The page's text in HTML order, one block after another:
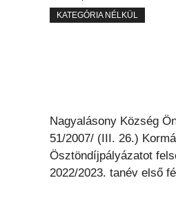
KATEGÓRIA NÉLKÜL
Nagyalásony Község
51/2007/ (III. 26.)
Ösztöndíjpályázatot
2022/2023. tanév első